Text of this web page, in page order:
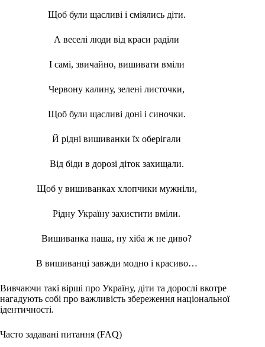
Щоб були щасливі і сміялись діти.
А веселі люди від краси раділи
І самі, звичайно, вишивати вміли
Червону калину, зелені листочки,
Щоб були щасливі доні і синочки.
Й рідні вишиванки їх оберігали
Від біди в дорозі діток захищали.
Щоб у вишиванках хлопчики мужніли,
Рідну Україну захистити вміли.
Вишиванка наша, ну хіба ж не диво?
В вишиванці завжди модно і красиво…
Вивчаючи такі вірші про Україну, діти та дорослі вкотре
нагадують собі про важливість збереження національної
ідентичності.
Часто задавані питання (FAQ)